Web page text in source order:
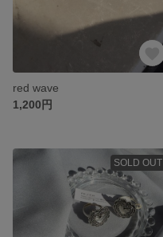
red wave
1,200円
SOLD OUT